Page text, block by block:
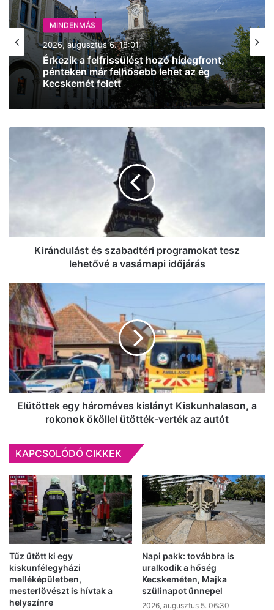
MINDENMÁS
2026, augusztus 6. 18:01
Érkezik a felfrissülést hozó hidegfront,
pénteken már felhősebb lehet az ég
Kecskemét felett
MINDENMÁS
2026, augusztus 6. 17:48
Enyhül a hőség Kecskeméten –
szombattól már csak másodfokú lesz a
hőségriasztás
Kirándulást
szabadtéri
időjárás
Kirándulást és szabadtéri programokat tesz
lehetővé a vasárnapi időjárás
Elütöttek
egy
hároméves
kislányt
Kiskunhalason,
a
rokonok
ököllel
ütötték-
verték
Elütöttek egy hároméves kislányt Kiskunhalason, a
rokonok ököllel ütötték-verték az autót
KAPCSOLÓDÓ CIKKEK
Tűz ütött ki egy
kiskunfélegyházi
melléképületben,
mesterlövészt is hívtak a
helyszínre
Napi pakk: továbbra is
uralkodik a hőség
Kecskeméten, Majka
szülinapot ünnepel
2026, augusztus 5. 06:30